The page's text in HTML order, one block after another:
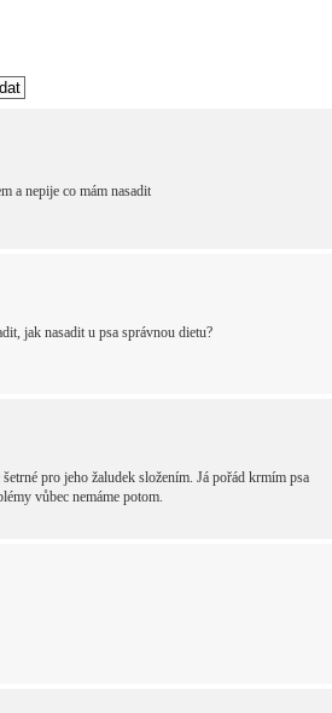
a nepije co mám nasadit
jak nasadit u psa správnou dietu?
pro jeho žaludek složením. Já pořád krmím psa
vůbec nemáme potom.